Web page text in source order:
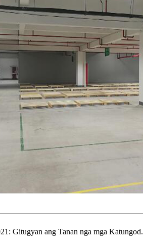
Gitugyan ang Tanan nga mga Katungod.